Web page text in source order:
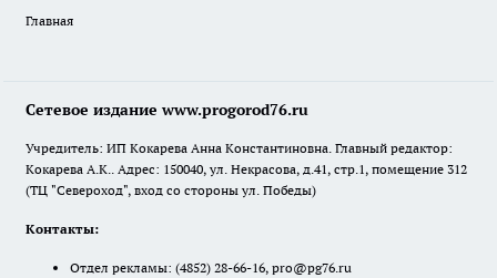
Главная
Сетевое издание www.progorod76.ru
Учредитель: ИП Кокарева Анна Константиновна. Главный редактор:
Кокарева А.К.. Адрес: 150040, ул. Некрасова, д.41, стр.1, помещение 312
(ТЦ "Североход", вход со стороны ул. Победы)
Контакты:
Отдел рекламы: (4852) 28-66-16, pro@pg76.ru